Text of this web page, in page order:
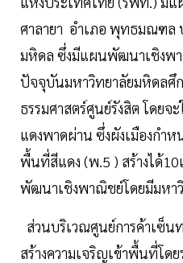
ศาลายา อำเภอ พุทธมณฑล
มหิดล ซึ่งมีแผนพัฒนาเชิงพ
ปัจจุบันมหาวิทยาลัยมหิดลศึ
ธรรมศาสตร์ศูนย์รังสิต โดย
แดงพาดผ่าน ซึ่งผังเมืองกำ
พื้นที่สีแดง (พ.5 ) สร้างได้
พัฒนาเชิงพาณิชย์โดยมีมหา
ส่วนบริเวณศูนย์การค้าเซ็น
สร้างความเจริญเข้าพื้นที่โด